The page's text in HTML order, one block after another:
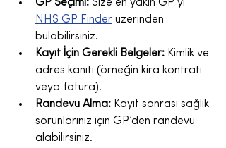
GP Seçimi: Size en yakın GP’yi
NHS GP Finder üzerinden
bulabilirsiniz.
Kayıt İçin Gerekli Belgeler: Kimlik ve
adres kanıtı (örneğin kira kontratı
veya fatura).
Randevu Alma: Kayıt sonrası sağlık
sorunlarınız için GP’den randevu
alabilirsiniz.